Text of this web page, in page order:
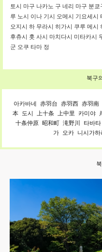
토시 마구 나카노 구 네리 마구 분쿄
루 노시 이나 기시 오메시 기요세시
오지시 하 무라시 히가시 쿠루 메시
후츄시 훗 사시 마치다시 미타카시
군 오쿠 타마 정
북구
아카바네 赤羽台 赤羽西 赤羽南
本
도시 上十条 上中里 카미야
十条仲原 昭和町 滝野川 타바타
가
오카 니시가하